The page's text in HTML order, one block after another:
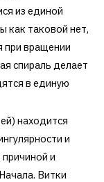
из единой
как таковой нет,
при вращении
спираль делает
в единую
находится
и
и
Витки